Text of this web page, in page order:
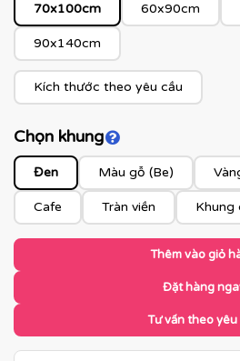
70x100cm 60x90cm
90x140cm
Kích thước theo yêu cầu
Chọn khungClick để xem màu
Đen Màu gỗ (Be)
Cafe Tràn viền Khung
Thêm vào giỏ
Đặt hàng
Tư vấn theo yêu